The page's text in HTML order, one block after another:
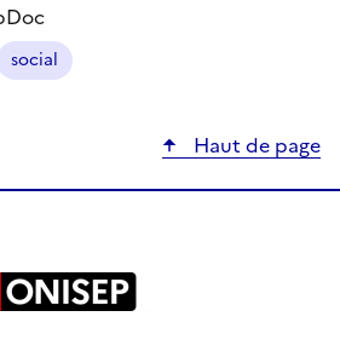
social
Haut de page